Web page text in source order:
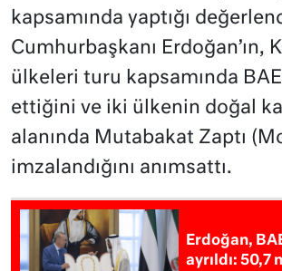
kapsamında yaptığı
Cumhurbaşkanı Erdoğan’ın,
ülkeleri turu kapsamında
ettiğini ve iki ülkenin doğal
alanında Mutabakat Zaptı
imzalandığını anımsattı.
Erdoğan,
ayrıldı: 50,7